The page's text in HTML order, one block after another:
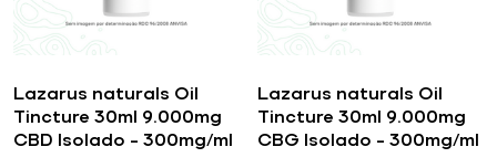
Lazarus naturals Oil
Tincture 30ml 9.000mg
CBD Isolado – 300mg/ml
Lazarus naturals Oil
Tincture 30ml 9.000mg
CBG Isolado – 300mg/ml